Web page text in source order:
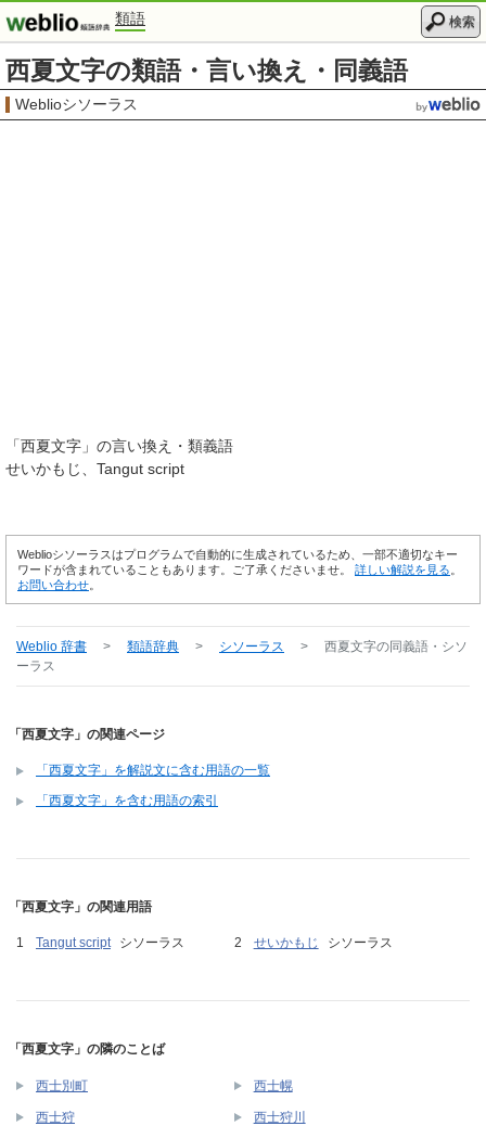
類語 検索
西夏文字の類語・言い換え・同義語
Weblioシソーラス
「西夏文字 」の言い換え・類義語
せいかもじ
Tangut script
Weblioシソーラスはプログラムで自動的に生成されているため、一部不適切なキー
ワードが含まれていることもあります。ご了承くださいませ。 詳しい解説を見る
お問い合わせ
Weblio 辞書 > 類語辞典 > シソーラス > 西夏文字の同義語・シソ
ーラス
「西夏文字」の関連ページ
「西夏文字」を解説文に含む用語の一覧
「西夏文字」を含む用語の索引
「西夏文字」の関連用語
Tangut script シソーラス せいかもじ シソーラス
「西夏文字」の隣のことば
西士別町 西士幌
西士狩 西士狩川